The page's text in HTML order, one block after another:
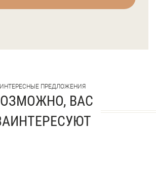
ИНТЕРЕСНЫЕ ПРЕДЛОЖЕНИЯ
ВАС